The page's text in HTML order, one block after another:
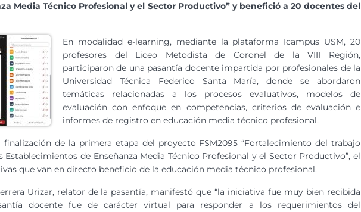
Media Técnico Profesional y el Sector Productivo” y benefició a 20 docentes del
En modalidad e-learning, mediante la plataforma Icampus USM, 20
profesores del Liceo Metodista de Coronel de la VIII Región,
participaron de una pasantía docente impartida por profesionales de la
Universidad Técnica Federico Santa María, donde se abordaron
temáticas relacionadas a los procesos evaluativos, modelos de
evaluación con enfoque en competencias, criterios de evaluación e
informes de registro en educación media técnico profesional.
de la primera etapa del proyecto FSM2095 “Fortalecimiento del trabajo
de Enseñanza Media Técnico Profesional y el Sector Productivo”, el
que van en directo beneficio de la educación media técnico profesional.
Urizar, relator de la pasantía, manifestó que “la iniciativa fue muy bien recibida
docente fue de carácter virtual para responder a los requerimientos del